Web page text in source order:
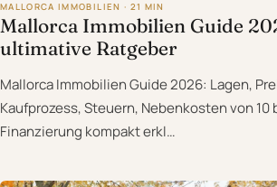
MALLORCA IMMOBILIEN · 21 MIN
Mallorca Immobilien Guide
ultimative Ratgeber
Mallorca Immobilien Guide 2026: Lagen,
Kaufprozess, Steuern, Nebenkosten von 10
Finanzierung kompakt erkl…